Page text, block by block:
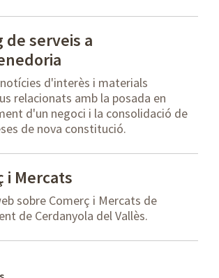
de serveis a
d'interès i materials
relacionats amb la posada en
d'un negoci i la consolidació de
de nova constitució.
i Mercats
sobre Comerç i Mercats de
de Cerdanyola del Vallès.